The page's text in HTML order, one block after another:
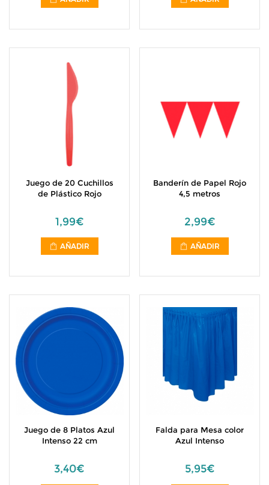
Juego de 20 Cuchillos
de Plástico Rojo
1,99€
AÑADIR
Banderín de Papel Rojo
4,5 metros
2,99€
AÑADIR
Juego de 8 Platos Azul
Intenso 22 cm
3,40€
Falda para Mesa color
Azul Intenso
5,95€